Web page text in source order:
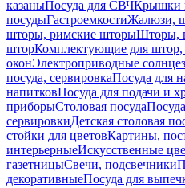
казаныПосуда для СВЧКрышки
посудыГастроемкостиЖалюзи,
шторы, римские шторыШторы,
шторКомплектующие для штор,
оконЭлектроприводные
посуда, сервировкаПосуда для
напитковПосуда для подачи и
приборыСтоловая посуда
сервировкиДетская столовая
стойки для цветовКартины,
интерьерныеИскусственные
газетницыСвечи, подсвечники
декоративныеПосуда для